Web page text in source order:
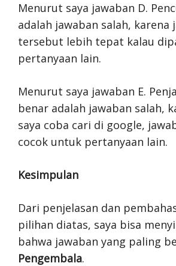
Menurut saya jawaban D.
adalah jawaban salah, karena
tersebut lebih tepat kalau
pertanyaan lain.
Menurut saya jawaban E.
benar adalah jawaban salah,
saya coba cari di google,
cocok untuk pertanyaan lain.
Kesimpulan
Dari penjelasan dan
pilihan diatas, saya bisa
bahwa jawaban yang paling
Pengembala.